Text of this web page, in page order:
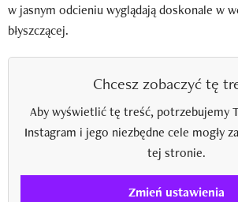
w jasnym odcieniu wyglądają doskonale w
błyszczącej.
Chcesz zobaczyć tę
Aby wyświetlić tę treść, potrzebujemy
Instagram i jego niezbędne cele mogły
tej stronie.
Zmień ustawienia